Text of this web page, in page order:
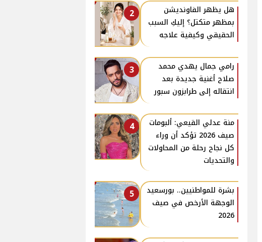
2
هل يظهر الفاونديشن
بمظهر متكتل؟ إليكِ السبب
الحقيقي وكيفية علاجه
3
رامي جمال يهدي محمد
صلاح أغنية جديدة بعد
انتقاله إلى طرابزون سبور
4
منة عدلي القيعي: ألبومات
صيف 2026 تؤكد أن وراء
كل نجاح رحلة من المحاولات
والتحديات
5
بشرة للمواطنيين.. بورسعيد
الوجهة الأرخص في صيف
2026